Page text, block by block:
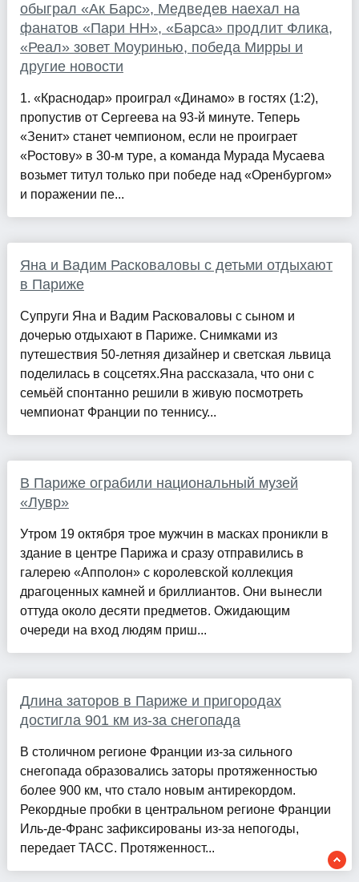
обыграл «Ак Барс», Медведев наехал на
фанатов «Пари НН», «Барса» продлит Флика,
«Реал» зовет Моуринью, победа Мирры и
другие новости
1. «Краснодар» проиграл «Динамо» в гостях (1:2),
пропустив от Сергеева на 93-й минуте. Теперь
«Зенит» станет чемпионом, если не проиграет
«Ростову» в 30-м туре, а команда Мурада Мусаева
возьмет титул только при победе над «Оренбургом»
и поражении пе...
Яна и Вадим Расковаловы с детьми отдыхают
в Париже
Супруги Яна и Вадим Расковаловы с сыном и
дочерью отдыхают в Париже. Снимками из
путешествия 50-летняя дизайнер и светская львица
поделилась в соцсетях.Яна рассказала, что они с
семьёй спонтанно решили в живую посмотреть
чемпионат Франции по теннису...
В Париже ограбили национальный музей
«Лувр»
Утром 19 октября трое мужчин в масках проникли в
здание в центре Парижа и сразу отправились в
галерею «Апполон» с королевской коллекция
драгоценных камней и бриллиантов. Они вынесли
оттуда около десяти предметов. Ожидающим
очереди на вход людям приш...
Длина заторов в Париже и пригородах
достигла 901 км из-за снегопада
В столичном регионе Франции из-за сильного
снегопада образовались заторы протяженностью
более 900 км, что стало новым антирекордом.
Рекордные пробки в центральном регионе Франции
Иль-де-Франс зафиксированы из-за непогоды,
передает ТАСС. Протяженност...